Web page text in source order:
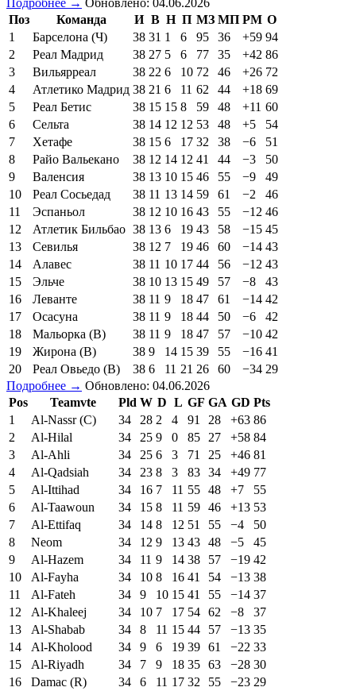
Подробнее → Обновлено: 04.06.2026
Поз
Команда И В Н П МЗ МП РМ О
1
Барселона (Ч) 38 31 1 6 95 36 +59 94
2
Реал Мадрид 38 27 5 6 77 35 +42 86
3
Вильярреал 38 22 6 10 72 46 +26 72
4
Атлетико Мадрид 38 21 6 11 62 44 +18 69
5
Реал Бетис 38 15 15 8 59 48 +11 60
6
Сельта 38 14 12 12 53 48 +5
54
7
Хетафе 38 15 6 17 32 38 −6
51
8
Райо Вальекано 38 12 14 12 41 44 −3
50
9
Валенсия 38 13 10 15 46 55 −9
49
10
Реал Сосьедад 38 11 13 14 59 61 −2
46
11
Эспаньол 38 12 10 16 43 55 −12 46
12
Атлетик Бильбао 38 13 6 19 43 58 −15 45
13
Севилья 38 12 7 19 46 60 −14 43
14
Алавес 38 11 10 17 44 56 −12 43
15
Эльче 38 10 13 15 49 57 −8
43
16
Леванте 38 11 9 18 47 61 −14 42
17
Осасуна 38 11 9 18 44 50 −6
42
18
Мальорка (В) 38 11 9 18 47 57 −10 42
19
Жирона (В) 38 9 14 15 39 55 −16 41
20
Реал Овьедо (В) 38 6 11 21 26 60 −34 29
Подробнее → Обновлено: 04.06.2026
Pos
Teamvte Pld W D L GF GA GD Pts
1
Al-Nassr (C) 34 28 2 4 91 28 +63 86
2
Al-Hilal 34 25 9 0 85 27 +58 84
3
Al-Ahli 34 25 6 3 71 25 +46 81
4
Al-Qadsiah 34 23 8 3 83 34 +49 77
5
Al-Ittihad 34 16 7 11 55 48 +7
55
6
Al-Taawoun 34 15 8 11 59 46 +13 53
7
Al-Ettifaq 34 14 8 12 51 55 −4
50
8
Neom 34 12 9 13 43 48 −5
45
9
Al-Hazem 34 11 9 14 38 57 −19 42
10
Al-Fayha 34 10 8 16 41 54 −13 38
11
Al-Fateh 34 9 10 15 41 55 −14 37
12
Al-Khaleej 34 10 7 17 54 62 −8
37
13
Al-Shabab 34 8 11 15 44 57 −13 35
14
Al-Kholood 34 9 6 19 39 61 −22 33
15
Al-Riyadh 34 7 9 18 35 63 −28 30
16
Damac (R) 34 6 11 17 32 55 −23 29